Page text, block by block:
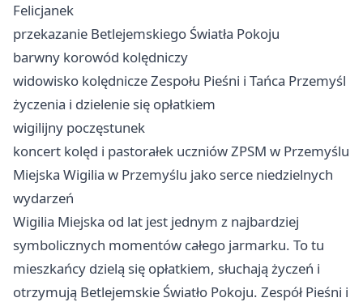
Felicjanek
przekazanie Betlejemskiego Światła Pokoju
barwny korowód kolędniczy
widowisko kolędnicze Zespołu Pieśni i Tańca Przemyśl
życzenia i dzielenie się opłatkiem
wigilijny poczęstunek
koncert kolęd i pastorałek uczniów ZPSM w Przemyślu
Miejska Wigilia w Przemyślu jako serce niedzielnych
wydarzeń
Wigilia Miejska od lat jest jednym z najbardziej
symbolicznych momentów całego jarmarku. To tu
mieszkańcy dzielą się opłatkiem, słuchają życzeń i
otrzymują Betlejemskie Światło Pokoju. Zespół Pieśni i